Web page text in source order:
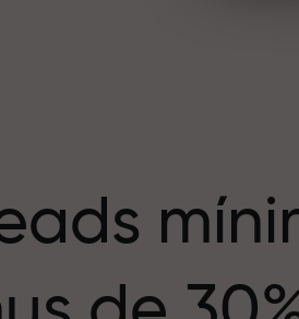
os mesmos valores. Aleš
traz energia e disciplina para o